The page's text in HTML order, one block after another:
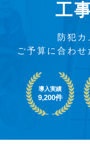
工
防犯カ
ご予算に合わ
導入実績
9,200件